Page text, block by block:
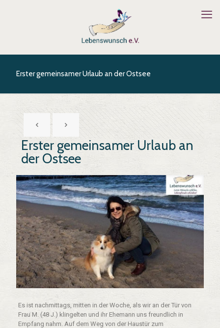
Erster gemeinsamer Urlaub an der Ostsee
Erster gemeinsamer Urlaub an
der Ostsee
Es ist nachmittags, mitten in der Woche, als wir an der Tür von
Frau M. (48 J.) klingelten und ihr Ehemann uns freundlich in
Empfang nahm. Auf dem Weg von der Haustür zum